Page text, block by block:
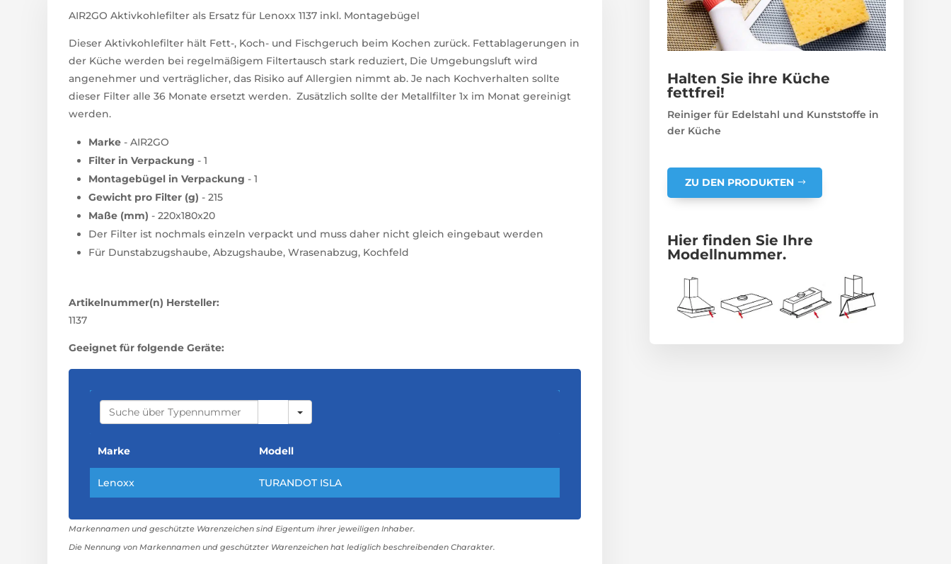
AIR2GO Aktivkohlefilter als Ersatz für Lenoxx 1137 inkl. Montagebügel
Dieser Aktivkohlefilter hält Fett-, Koch- und Fischgeruch beim Kochen zurück. Fettablagerungen in
der Küche werden bei regelmäßigem Filtertausch stark reduziert, Die Umgebungsluft wird
angenehmer und verträglicher, das Risiko auf Allergien nimmt ab. Je nach Kochverhalten sollte
dieser Filter alle 36 Monate ersetzt werden. Zusätzlich sollte der Metallfilter 1x im Monat gereinigt
werden.
Marke - AIR2GO
Filter in Verpackung - 1
Montagebügel in Verpackung - 1
Gewicht pro Filter (g) - 215
Maße (mm) - 220x180x20
Der Filter ist nochmals einzeln verpackt und muss daher nicht gleich eingebaut werden
Für Dunstabzugshaube, Abzugshaube, Wrasenabzug, Kochfeld
Artikelnummer(n) Hersteller:
1137
Geeignet für folgende Geräte:
S
A
C
H
Marke Modell
Lenoxx TURANDOT ISLA
Markennamen und geschützte Warenzeichen sind Eigentum ihrer jeweiligen Inhaber.
Die Nennung von Markennamen und geschützter Warenzeichen hat lediglich beschreibenden Charakter.
Halten Sie ihre Küche
fettfrei!
Reiniger für Edelstahl und Kunststoffe in
der Küche
ZU DEN PRODUKTEN
Hier finden Sie Ihre
Modellnummer.